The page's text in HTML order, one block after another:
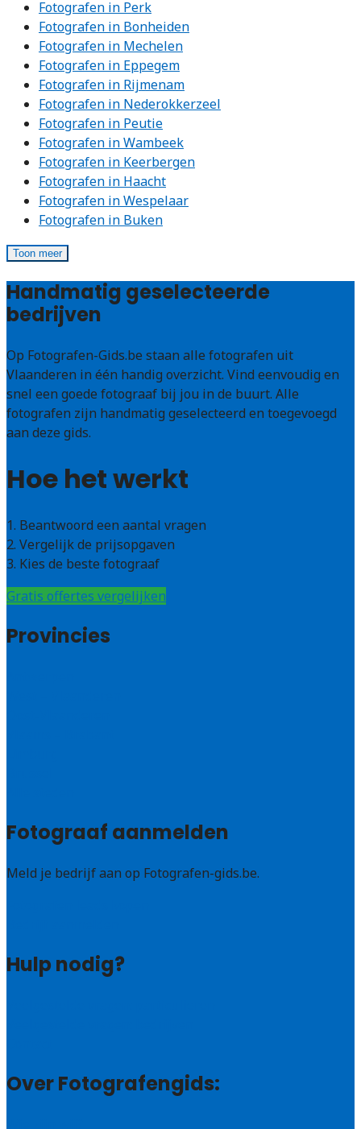
Fotografen in Perk
Fotografen in Bonheiden
Fotografen in Mechelen
Fotografen in Eppegem
Fotografen in Rijmenam
Fotografen in Nederokkerzeel
Fotografen in Peutie
Fotografen in Wambeek
Fotografen in Keerbergen
Fotografen in Haacht
Fotografen in Wespelaar
Fotografen in Buken
Toon meer
Handmatig geselecteerde
bedrijven
Op Fotografen-Gids.be staan alle fotografen uit
Vlaanderen in één handig overzicht. Vind eenvoudig en
snel een goede fotograaf bij jou in de buurt. Alle
fotografen zijn handmatig geselecteerd en toegevoegd
aan deze gids.
Hoe het werkt
1. Beantwoord een aantal vragen
2. Vergelijk de prijsopgaven
3. Kies de beste fotograaf
Gratis offertes vergelijken
Provincies
Fotograaf aanmelden
Meld je bedrijf aan op Fotografen-gids.be.
Hulp nodig?
Over Fotografengids: